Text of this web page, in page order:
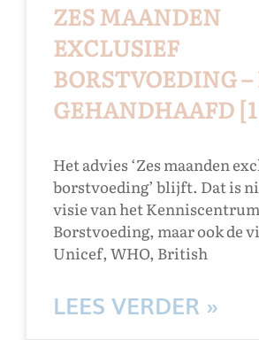
ZES MAANDEN
EXCLUSIEF
BORSTVOEDING
GEHANDHAAFD
Het advies ‘Zes maanden
borstvoeding’ blijft. Dat is
visie van het Kenniscentrum
Borstvoeding, maar ook de
Unicef, WHO, British
LEES VERDER »